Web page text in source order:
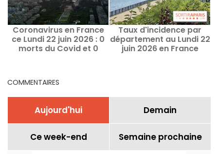
Coronavirus en France
ce Lundi 22 juin 2026 : 0
morts du Covid et 0
Taux d'incidence par
département au Lundi 22
juin 2026 en France
COMMENTAIRES
Aujourd'hui Demain
Ce week-end Semaine prochaine